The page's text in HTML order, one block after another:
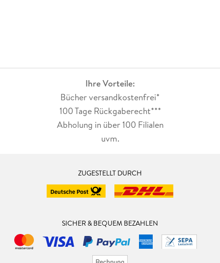
Ihre Vorteile:
Bücher versandkostenfrei*
100 Tage Rückgaberecht***
Abholung in über 100 Filialen
uvm.
ZUGESTELLT DURCH
SICHER & BEQUEM BEZAHLEN